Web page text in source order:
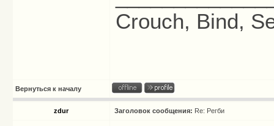
Crouch, Bind,
Вернуться к началу
zdur Заголовок сообщения: Re: Регби